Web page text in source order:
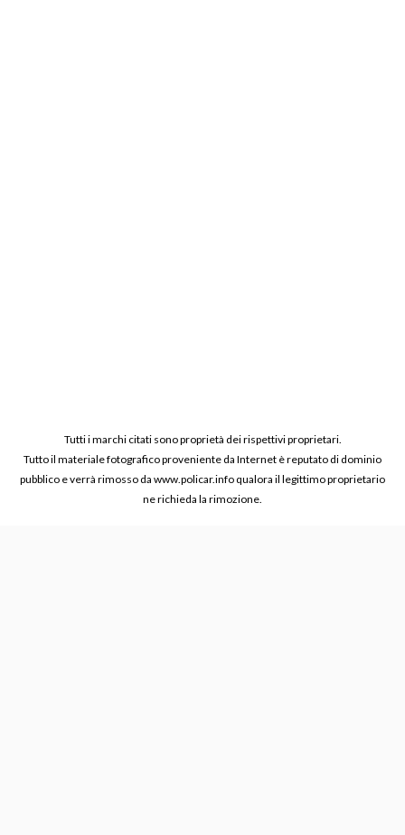
Tutti i marchi citati sono proprietà dei rispettivi proprietari.
Tutto il materiale fotografico proveniente da Internet è reputato di dominio
pubblico e verrà rimosso da www.policar.info qualora il legittimo proprietario
ne richieda la rimozione.